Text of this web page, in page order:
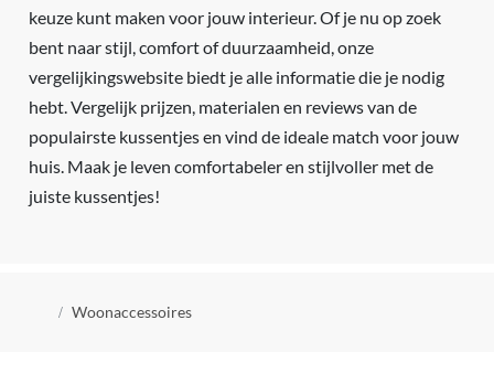
keuze kunt maken voor jouw interieur. Of je nu op zoek
bent naar stijl, comfort of duurzaamheid, onze
vergelijkingswebsite biedt je alle informatie die je nodig
hebt. Vergelijk prijzen, materialen en reviews van de
populairste kussentjes en vind de ideale match voor jouw
huis. Maak je leven comfortabeler en stijlvoller met de
juiste kussentjes!
Kruimelpad
Woonaccessoires